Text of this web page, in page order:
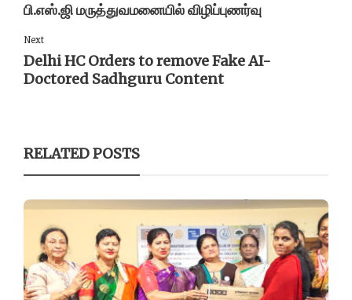
பி.எஸ்.ஜி மருத்துவமனையில் விழிப்புணர்வு
Next
Delhi HC Orders to remove Fake AI-
Doctored Sadhguru Content
RELATED POSTS